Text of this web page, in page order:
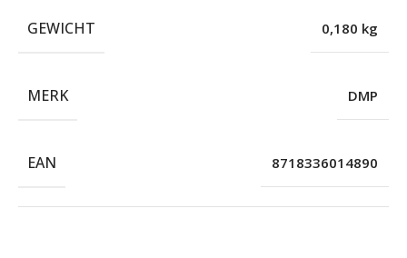
GEWICHT 0,180 kg
MERK DMP
EAN 8718336014890